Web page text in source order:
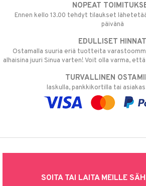
NOPEAT
Ennen kello 13.00 tehdyt tilaukset
päivänä
EDULLISET HINNAT
Ostamalla suuria eriä tuotteita
alhaisina juuri Sinua varten! Voit olla varma,
TURVALLINEN
laskulla, pankkikortilla tai
SOITA TAI LAITA MEILLE